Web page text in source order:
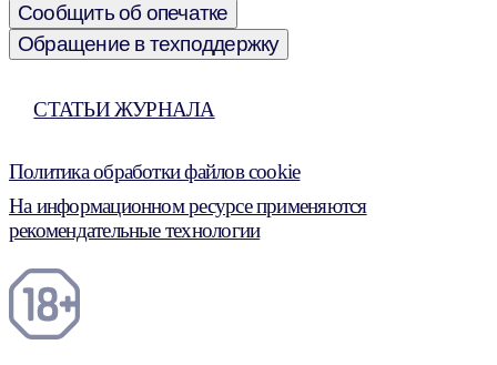
Сообщить об опечатке
Обращение в техподдержку
СТАТЬИ ЖУРНАЛА
Политика обработки файлов cookie
На информационном ресурсе применяются
рекомендательные технологии